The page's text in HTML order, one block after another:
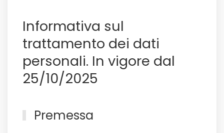
Informativa sul
trattamento dei dati
personali. In vigore dal
25/10/2025
Premessa